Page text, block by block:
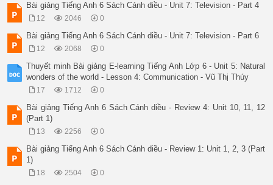
Bài giảng Tiếng Anh 6 Sách Cánh diều - Unit 7: Television - Part 4
12 2046 0
Bài giảng Tiếng Anh 6 Sách Cánh diều - Unit 7: Television - Part 6
12 2068 0
Thuyết minh Bài giảng E-learning Tiếng Anh Lớp 6 - Unit 5: Natural
wonders of the world - Lesson 4: Communication - Vũ Thị Thúy
17 1712 0
Bài giảng Tiếng Anh 6 Sách Cánh diều - Review 4: Unit 10, 11, 12
(Part 1)
13 2256 0
Bài giảng Tiếng Anh 6 Sách Cánh diều - Review 1: Unit 1, 2, 3 (Part
1)
18 2504 0